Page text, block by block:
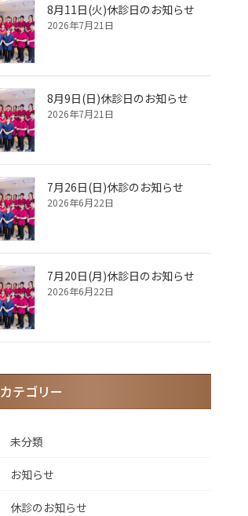
8月11日(火)休診日のお知らせ
2026年7月21日
8月9日(日)休診日のお知らせ
2026年7月21日
7月26日(日)休診のお知らせ
2026年6月22日
7月20日(月)休診日のお知らせ
2026年6月22日
カテゴリー
未分類
お知らせ
休診のお知らせ